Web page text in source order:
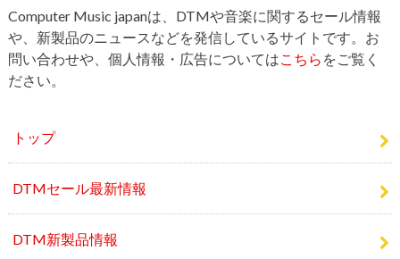
問い合わせや、個人情報・広告についてはこちらをご覧く
ださい。
トップ
DTMセール最新情報
DTM新製品情報
DTMニュース